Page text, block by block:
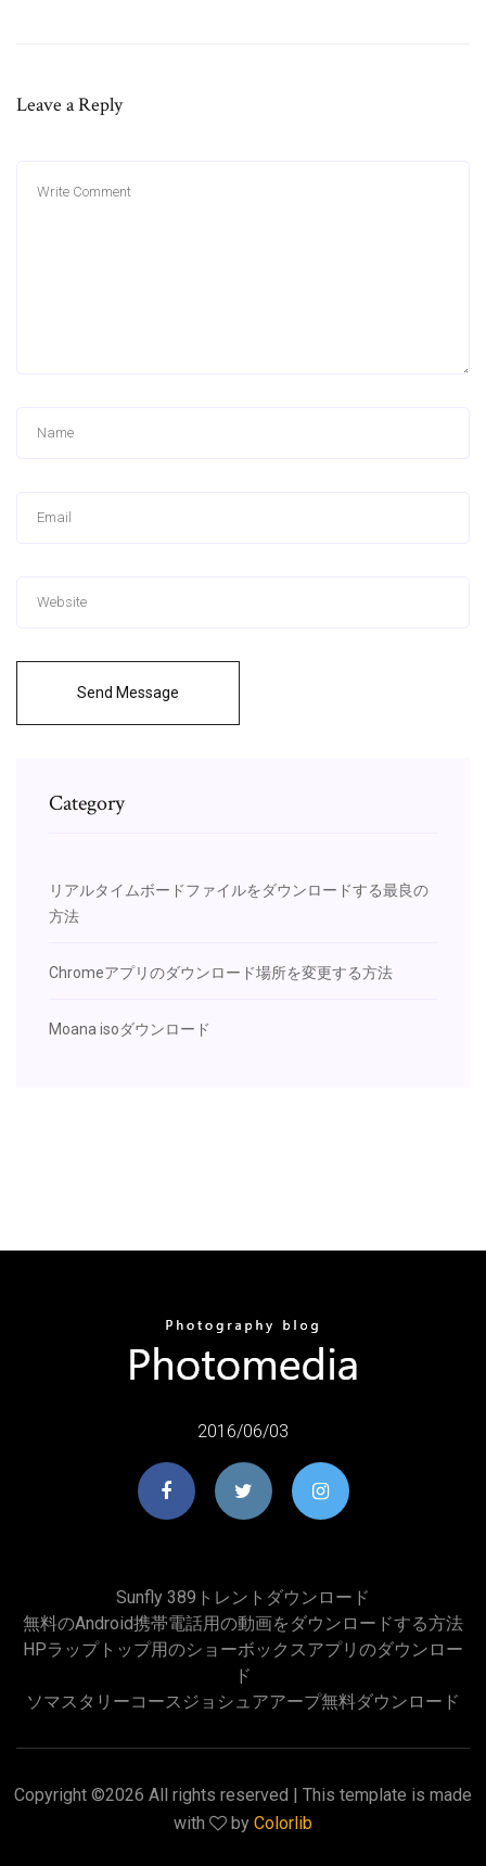
Leave a Reply
Send Message
Category
リアルタイムボードファイルをダウンロードする最良の
方法
Chromeアプリのダウンロード場所を変更する方法
Moana isoダウンロード
2016/06/03
Sunfly 389トレントダウンロード
無料のandroid携帯電話用の動画をダウンロードする方法
HPラップトップ用のショーボックスアプリのダウンロー
ド
ソマスタリーコースジョシュアアープ無料ダウンロード
Copyright ©2026 All rights reserved | This template is made
with
by Colorlib